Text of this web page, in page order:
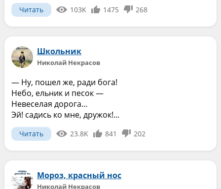
Читать 103K 1475 268
Школьник
Николай Некрасов
— Ну, пошел же, ради бога!
Небо, ельник и песок —
Невеселая дорога…
Эй! садись ко мне, дружок!...
Читать 23.8K 841 202
Мороз, красный нос
Николай Некрасов